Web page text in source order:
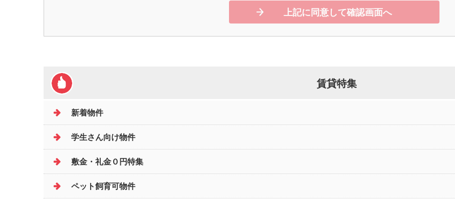
上記に同意して確認画面へ
賃貸特集
新着物件
学生さん向け物件
敷金・礼金０円特集
ペット飼育可物件